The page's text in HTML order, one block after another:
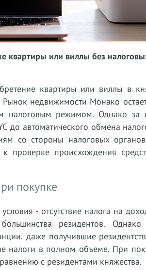
квартиры или виллы без
квартиры или виллы в
недвижимости Монако
налоговым режимом. Однако за
до автоматического обмена
со стороны налоговых
проверке происхождения
покупке
- отсутствие налога на
резидентов. Однако
даже получившие
налоги в полном объеме. При
с резидентами княжества.